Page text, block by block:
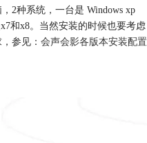
2种系统，一台是 Windows xp
和x8。当然安装的时候也要考虑
参见： 会声会影各版本安装配置